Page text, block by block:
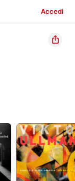
Accedi